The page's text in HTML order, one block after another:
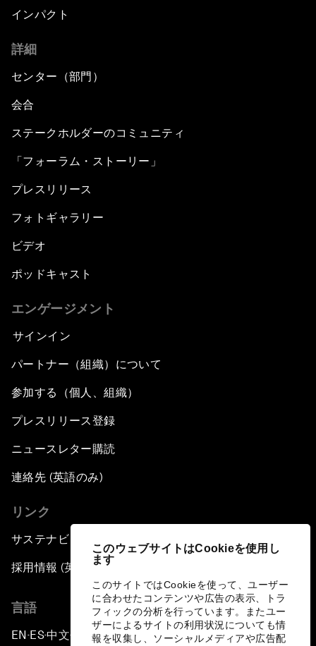
このウェブサイトはCookieを使用し
ます
このサイトではCookieを使って、ユーザー
に合わせたコンテンツや広告の表示、トラ
フィックの分析を行っています。またユー
ザーによるサイトの利用状況についても情
報を収集し、ソーシャルメディアや広告配
インパクト
詳細
センター（部門）
会合
ステークホルダーのコミュニティ
「フォーラム・ストーリー」
プレスリリース
フォトギャラリー
ビデオ
ポッドキャスト
エンゲージメント
サインイン
パートナー（組織）について
参加する（個人、組織）
プレスリリース登録
ニュースレター購読
連絡先 (英語のみ)
リンク
サステナビリティへの取り組み
採用情報 (英語のみ)
言語
EN ▪ES▪中文▪ 日本語